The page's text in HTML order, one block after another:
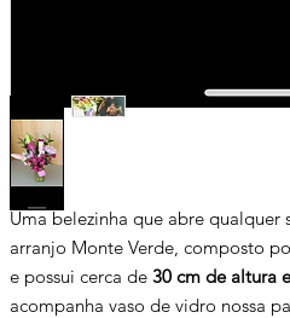
Uma belezinha que abre qualquer
arranjo Monte Verde, composto
e possui cerca de 30 cm de altura
acompanha vaso de vidro nossa